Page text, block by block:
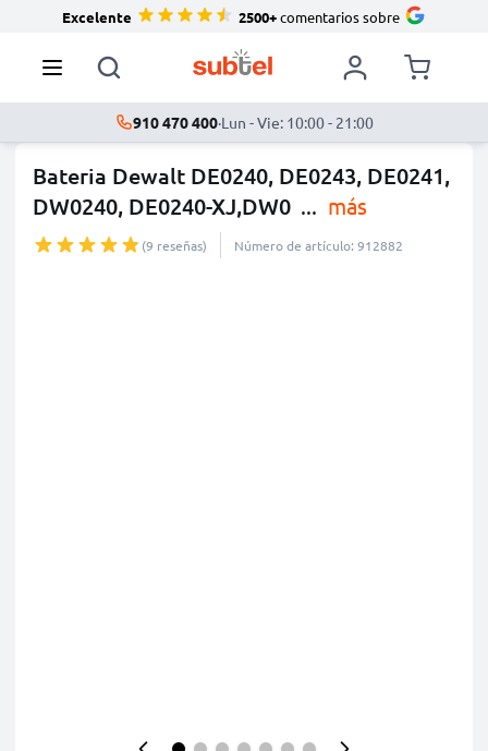
Excelente 2500+comentarios sobre
910 470 400·Lun - Vie: 10:00 - 21:00
Bateria Dewalt DE0240, DE0243, DE0241,
DW0240, DE0240-XJ,DW0 ... más
(9 reseñas) Número de artículo: 912882